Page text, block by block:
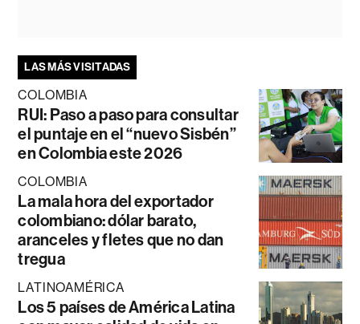
LAS MÁS VISITADAS
COLOMBIA
RUI: Paso a paso para consultar
el puntaje en el “nuevo Sisbén”
en Colombia este 2026
COLOMBIA
La mala hora del exportador
colombiano: dólar barato,
aranceles y fletes que no dan
tregua
LATINOAMÉRICA
Los 5 países de América Latina